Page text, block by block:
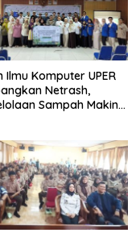
Ilmu Komputer UPER
Netrash,
Sampah Makin